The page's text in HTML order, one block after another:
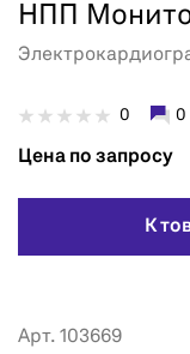
НПП
0 0
Цена по запросу
К
Арт. 103669